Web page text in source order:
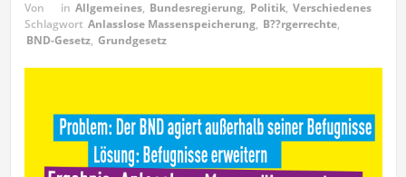
Von in Allgemeines, Bundesregierung, Politik, Verschiedenes
Schlagwort Anlasslose Massenspeicherung, B??rgerrechte,
BND-Gesetz, Grundgesetz